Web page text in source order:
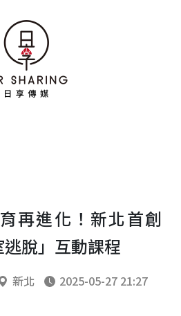
再進化！新北首創
逃脫」互動課程
新北
2025-05-27 21:27